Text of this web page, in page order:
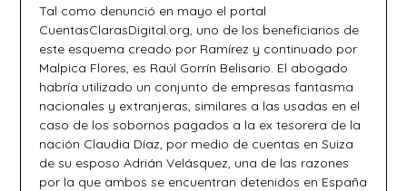
Tal como denunció en mayo el portal
CuentasClarasDigital.org, uno de los beneficiarios de
este esquema creado por Ramírez y continuado por
Malpica Flores, es Raúl Gorrín Belisario. El abogado
habría utilizado un conjunto de empresas fantasma
nacionales y extranjeras, similares a las usadas en el
caso de los sobornos pagados a la ex tesorera de la
nación Claudia Díaz, por medio de cuentas en Suiza
de su esposo Adrián Velásquez, una de las razones
por la que ambos se encuentran detenidos en España